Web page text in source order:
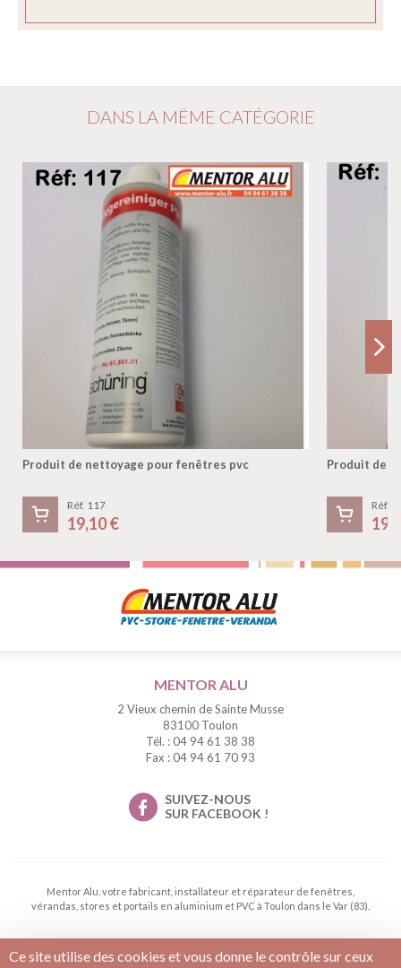
DANS LA MÊME CATÉGORIE
Produit de nettoyage pour fenêtres pvc
Réf. 117
19,10 €
Produit de
Réf.
MENTOR ALU
2 Vieux chemin de Sainte Musse
83100 Toulon
Tél. : 04 94 61 38 38
Fax : 04 94 61 70 93
SUIVEZ-NOUS
SUR FACEBOOK !
Mentor Alu, votre fabricant, installateur et réparateur de fenêtres,
vérandas, stores et portails en aluminium et PVC à Toulon dans le Var (83).
Ce site utilise des cookies et vous donne le contrôle sur ceux